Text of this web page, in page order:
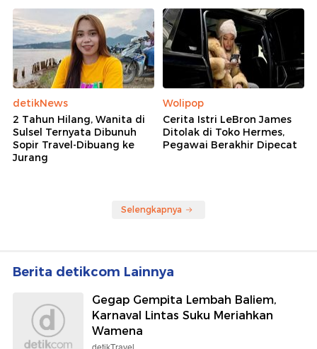
detikNews
2 Tahun Hilang, Wanita di
Sulsel Ternyata Dibunuh
Sopir Travel-Dibuang ke
Jurang
Wolipop
Cerita Istri LeBron James
Ditolak di Toko Hermes,
Pegawai Berakhir Dipecat
Selengkapnya
Berita detikcom Lainnya
Gegap Gempita Lembah Baliem,
Karnaval Lintas Suku Meriahkan
Wamena